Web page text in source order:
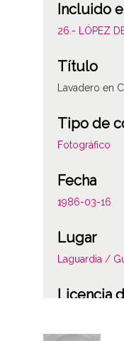
Incluido
26.- LÓPEZ
Título
Lavadero en
Tipo de
Fotográfico
Fecha
1986-03-16
Lugar
Laguardia /
Licencia